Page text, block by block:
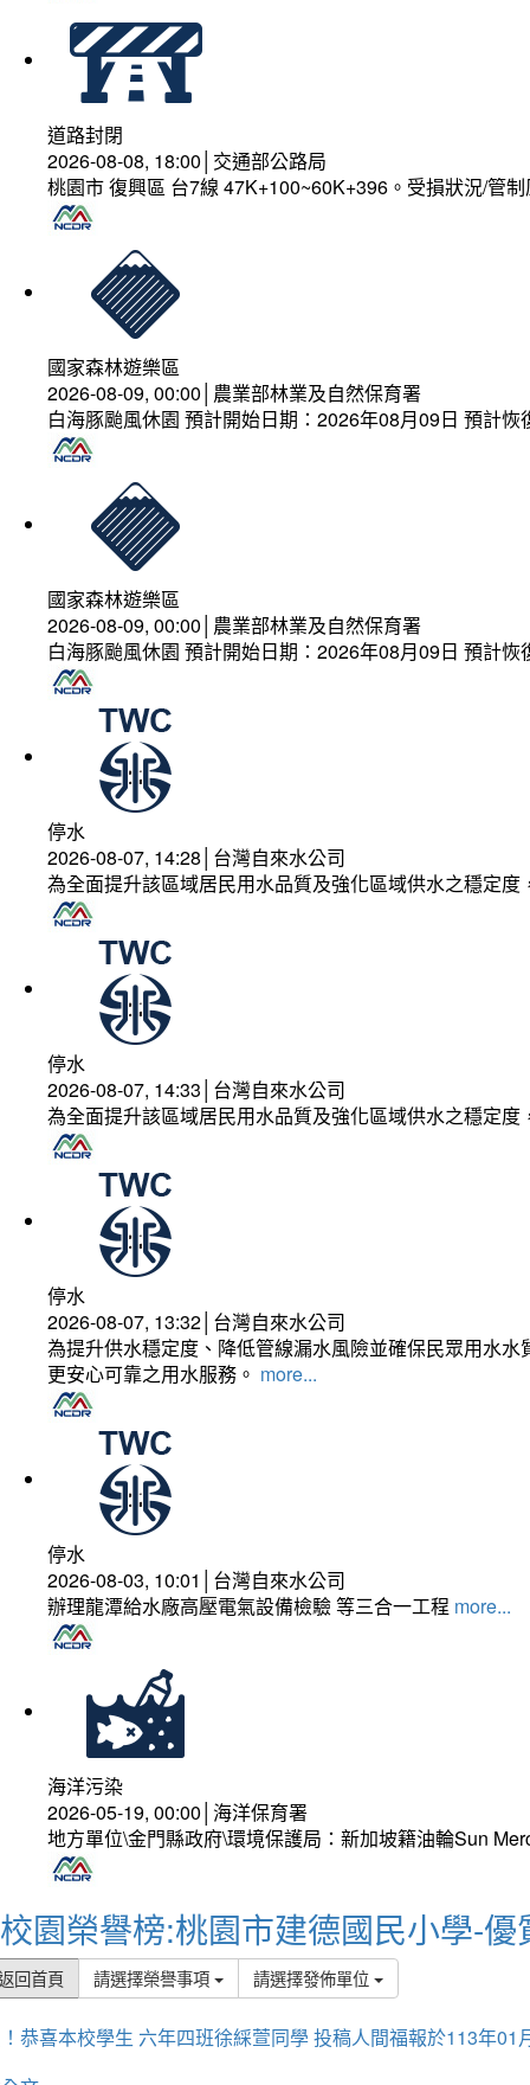
道路封閉
2026-08-08, 18:00│交通部公路局
桃園市 復興區 台7線 47K+100~60K+396。受損狀況/管
國家森林遊樂區
2026-08-09, 00:00│農業部林業及自然保育署
白海豚颱風休園 預計開始日期：2026年08月09日 預計
國家森林遊樂區
2026-08-09, 00:00│農業部林業及自然保育署
白海豚颱風休園 預計開始日期：2026年08月09日 預計
停水
2026-08-07, 14:28│台灣自來水公司
為全面提升該區域居民用水品質及強化區域供水之穩定
停水
2026-08-07, 14:33│台灣自來水公司
為全面提升該區域居民用水品質及強化區域供水之穩定
停水
2026-08-07, 13:32│台灣自來水公司
為提升供水穩定度、降低管線漏水風險並確保民眾用水
更安心可靠之用水服務。 more...
停水
2026-08-03, 10:01│台灣自來水公司
辦理龍潭給水廠高壓電氣設備檢驗 等三合一工程 more...
海洋污染
2026-05-19, 00:00│海洋保育署
地方單位\金門縣政府\環境保護局：新加坡籍油輪Sun
校園榮譽榜:桃園市建德國民小學-優
回首頁 請選擇榮譽事項 請選擇發佈單位
恭喜本校學生 六年四班徐綵萱同學 投稿人間福報於113年01